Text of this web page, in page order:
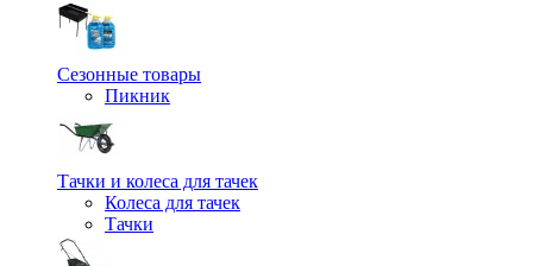
Сезонные товары
Пикник
Тачки и колеса для тачек
Колеса для тачек
Тачки